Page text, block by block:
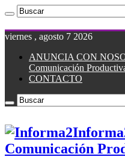
viernes , agosto 7 2026
ANUNCIA CON
Comunicación
CONTACTO
Comunicación